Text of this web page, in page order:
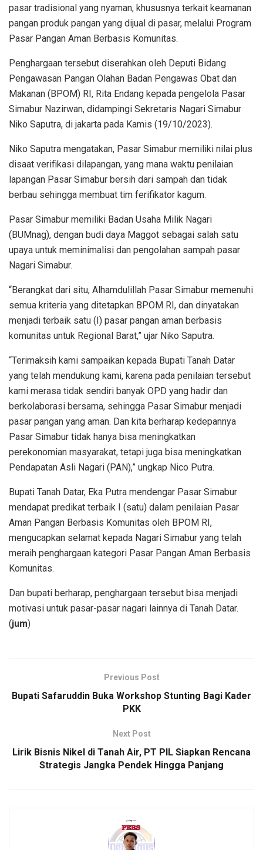
pasar tradisional yang nyaman, khususnya terkait keamanan
pangan produk pangan yang dijual di pasar, melalui Program
Pasar Pangan Aman Berbasis Komunitas.
Penghargaan tersebut diserahkan oleh Deputi Bidang
Pengawasan Pangan Olahan Badan Pengawas Obat dan
Makanan (BPOM) RI, Rita Endang kepada pengelola Pasar
Simabur Nazirwan, didampingi Sekretaris Nagari Simabur
Niko Saputra, di jakarta pada Kamis (19/10/2023).
Niko Saputra mengatakan, Pasar Simabur memiliki nilai plus
disaat verifikasi dilapangan, yang mana waktu penilaian
lapangan Pasar Simabur bersih dari sampah dan tidak
berbau sehingga membuat tim ferifikator kagum.
Pasar Simabur memiliki Badan Usaha Milik Nagari
(BUMnag), dengan budi daya Maggot sebagai salah satu
upaya untuk meminimalisi dan pengolahan sampah pasar
Nagari Simabur.
“Berangkat dari situ, Alhamdulillah Pasar Simabur memenuhi
semua kriteria yang ditetapkan BPOM RI, dan dinyatakan
menjadi terbaik satu (I) pasar pangan aman berbasis
komunitas untuk Regional Barat,” ujar Niko Saputra.
“Terimaksih kami sampaikan kepada Bupati Tanah Datar
yang telah mendukung kami, karena pada penilaian tersebut
kami merasa tidak sendiri banyak OPD yang hadir dan
berkolaborasi bersama, sehingga Pasar Simabur menjadi
pasar pangan yang aman. Dan kita berharap kedepannya
Pasar Simabur tidak hanya bisa meningkatkan
perekonomian masyarakat, tetapi juga bisa meningkatkan
Pendapatan Asli Nagari (PAN),” ungkap Nico Putra.
Bupati Tanah Datar, Eka Putra mendengar Pasar Simabur
mendapat predikat terbaik I (satu) dalam penilaian Pasar
Aman Pangan Berbasis Komunitas oleh BPOM RI,
mengucapkan selamat kepada Nagari Simabur yang telah
meraih penghargaan kategori Pasar Pangan Aman Berbasis
Komunitas.
Dan bupati berharap, penghargaan tersebut bisa menjadi
motivasi untuk pasar-pasar nagari lainnya di Tanah Datar.
(jum)
Previous Post
Bupati Safaruddin Buka Workshop Stunting Bagi Kader
PKK
Next Post
Lirik Bisnis Nikel di Tanah Air, PT PIL Siapkan Rencana
Strategis Jangka Pendek Hingga Panjang